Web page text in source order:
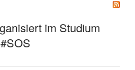
im Studium